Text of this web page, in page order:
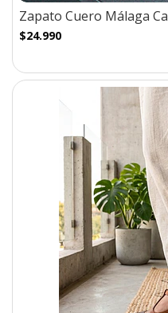
Zapato Cuero Málaga
$24.990